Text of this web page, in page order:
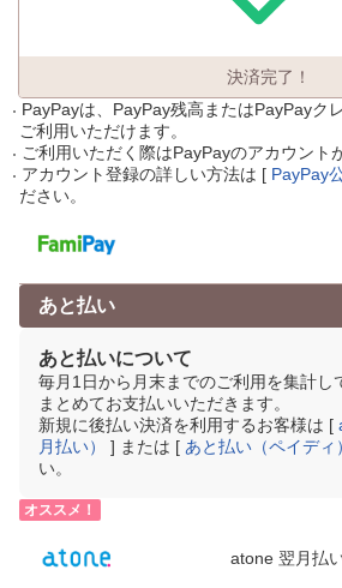
決済完了！
PayPayは、PayPay残高またはPayPayク
ご利用いただけます。
ご利用いただく際はPayPayのアカウント
アカウント登録の詳しい方法は [ PayPay
ださい。
あと払い
あと払いについて
毎月1日から月末までのご利用を集計し
まとめてお支払いいただきます。
新規に後払い決済を利用するお客様は [
月払い）
] または [ あと払い（ペイディ）
い。
オススメ！
atone 翌月払